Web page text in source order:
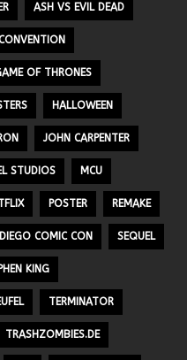
ASH VS EVIL DEAD
OF THRONES
HALLOWEEN
JOHN CARPENTER
STUDIOS MCU
POSTER REMAKE
COMIC CON SEQUEL
KING
TERMINATOR
TRASHZOMBIES.DE